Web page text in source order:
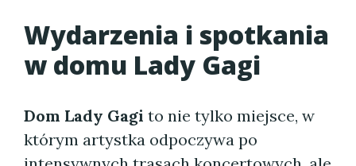
Wydarzenia i spotkania
w domu Lady Gagi
Dom Lady Gagi to nie tylko miejsce, w
którym artystka odpoczywa po